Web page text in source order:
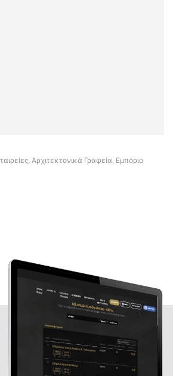
Αρχιτεκτονικά Γραφεία, Εμπόριο